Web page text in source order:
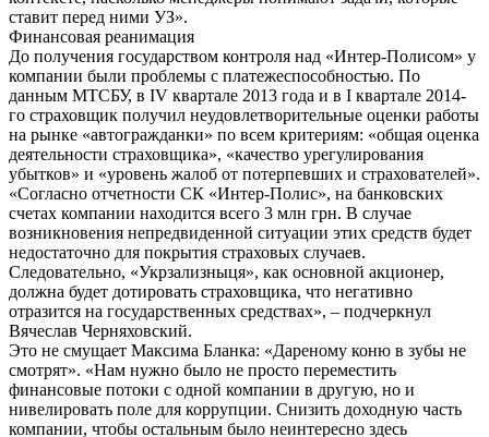
ставит перед ними УЗ».
Финансовая реанимация
До получения государством контроля над «Интер-Полисом» у
компании были проблемы с платежеспособностью. По
данным МТСБУ, в IV квартале 2013 года и в I квартале 2014-
го страховщик получил неудовлетворительные оценки работы
на рынке «автогражданки» по всем критериям: «общая оценка
деятельности страховщика», «качество урегулирования
убытков» и «уровень жалоб от потерпевших и страхователей».
«Согласно отчетности СК «Интер-Полис», на банковских
счетах компании находится всего 3 млн грн. В случае
возникновения непредвиденной ситуации этих средств будет
недостаточно для покрытия страховых случаев.
Следовательно, «Укрзализныця», как основной акционер,
должна будет дотировать страховщика, что негативно
отразится на государственных средствах», – подчеркнул
Вячеслав Черняховский.
Это не смущает Максима Бланка: «Дареному коню в зубы не
смотрят». «Нам нужно было не просто переместить
финансовые потоки с одной компании в другую, но и
нивелировать поле для коррупции. Снизить доходную часть
компании, чтобы остальным было неинтересно здесь